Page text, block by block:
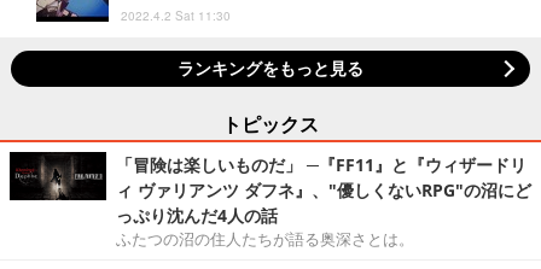
2022.4.2 Sat 11:30
ランキングをもっと見る
トピックス
「冒険は楽しいものだ」 ─『FF11』と『ウィザードリ
ィ ヴァリアンツ ダフネ』、"優しくないRPG"の沼にど
っぷり沈んだ4人の話
ふたつの沼の住人たちが語る奥深さとは。